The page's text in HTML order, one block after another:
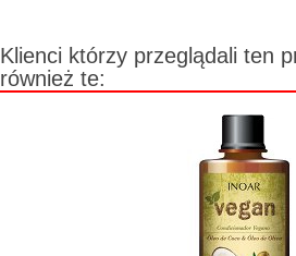
Klienci którzy przeglądali ten
również te: